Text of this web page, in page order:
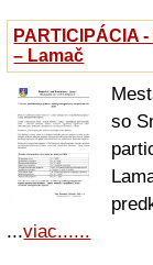
PARTICIPÁCIA
– Lamač
so
...viac......